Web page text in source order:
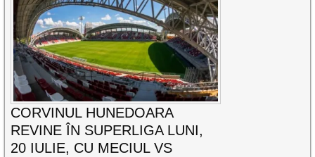
CORVINUL HUNEDOARA
REVINE ÎN SUPERLIGA LUNI,
20 IULIE, CU MECIUL VS